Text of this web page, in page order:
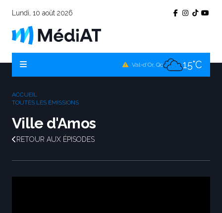
Lundi, 10 août 2026
Val-d'Or, Qc 15°C
ACCUEIL
TOUTES LES ÉMISSIONS
Ville d'Amos
RETOUR AUX ÉPISODES